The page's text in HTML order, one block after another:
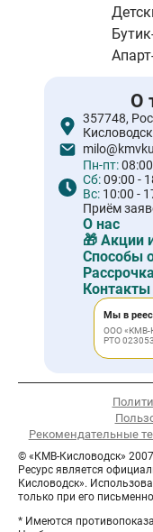
О
357748,
Пн-пт:
Сб:09:00 -
Вс: 10:00 -
Приём
О нас
🎁 Акции
Способы
Контакты
Мы в
ООО «КМВ-
РТО 023053
Рекомендательные
© «КМВ-Кисловодск»
Ресурс является
Кисловодск».
только при его
* Имеются